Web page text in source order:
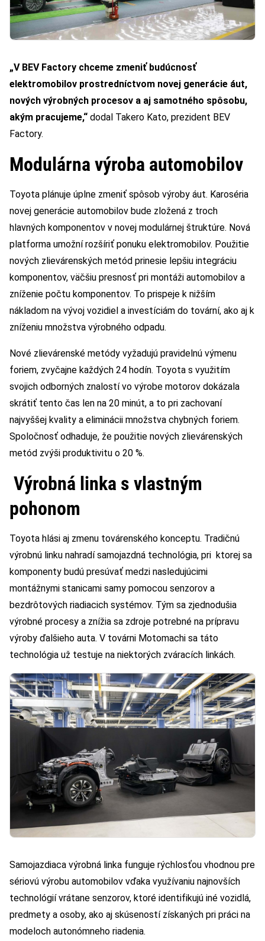
„V BEV Factory chceme zmeniť budúcnosť
elektromobilov prostredníctvom novej generácie áut,
nových výrobných procesov a aj samotného spôsobu,
akým pracujeme,“ dodal Takero Kato, prezident BEV
Factory.
Modulárna výroba automobilov
Toyota plánuje úplne zmeniť spôsob výroby áut. Karoséria
novej generácie automobilov bude zložená z troch
hlavných komponentov v novej modulárnej štruktúre. Nová
platforma umožní rozšíriť ponuku elektromobilov. Použitie
nových zlievárenských metód prinesie lepšiu integráciu
komponentov, väčšiu presnosť pri montáži automobilov a
zníženie počtu komponentov. To prispeje k nižším
nákladom na vývoj vozidiel a investíciám do tovární, ako aj k
zníženiu množstva výrobného odpadu.
Nové zlievárenské metódy vyžadujú pravidelnú výmenu
foriem, zvyčajne každých 24 hodín. Toyota s využitím
svojich odborných znalostí vo výrobe motorov dokázala
skrátiť tento čas len na 20 minút, a to pri zachovaní
najvyššej kvality a eliminácii množstva chybných foriem.
Spoločnosť odhaduje, že použitie nových zlievárenských
metód zvýši produktivitu o 20 %.
Výrobná linka s vlastným
pohonom
Toyota hlási aj zmenu továrenského konceptu. Tradičnú
výrobnú linku nahradí samojazdná technológia, pri ktorej sa
komponenty budú presúvať medzi nasledujúcimi
montážnymi stanicami samy pomocou senzorov a
bezdrôtových riadiacich systémov. Tým sa zjednodušia
výrobné procesy a znížia sa zdroje potrebné na prípravu
výroby ďalšieho auta. V továrni Motomachi sa táto
technológia už testuje na niektorých zváracích linkách.
Samojazdiaca výrobná linka funguje rýchlosťou vhodnou pre
sériovú výrobu automobilov vďaka využívaniu najnovších
technológií vrátane senzorov, ktoré identifikujú iné vozidlá,
predmety a osoby, ako aj skúseností získaných pri práci na
modeloch autonómneho riadenia.